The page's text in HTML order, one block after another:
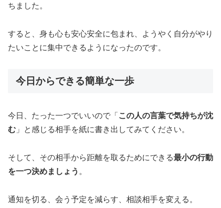
ちました。
すると、身も心も安心安全に包まれ、ようやく自分がやり
たいことに集中できるようになったのです。
今日からできる簡単な一歩
今日、たった一つでいいので「 この人の言葉で気持ちが沈
む 」と感じる相手を紙に書き出してみてください。
そして、その相手から距離を取るためにできる最小の行動
を一つ決めましょう 。
通知を切る、会う予定を減らす、相談相手を変える。